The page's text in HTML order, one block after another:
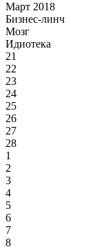
Март 2018
Бизнес-линч
Мозг
Идиотека
21
22
23
24
25
26
27
28
1
2
3
4
5
6
7
8